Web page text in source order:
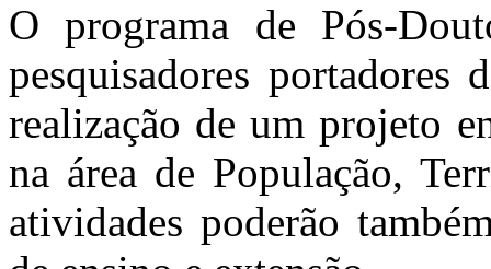
O programa de Pós-
pesquisadores
realização de um projeto
na área de População,
atividades poderão